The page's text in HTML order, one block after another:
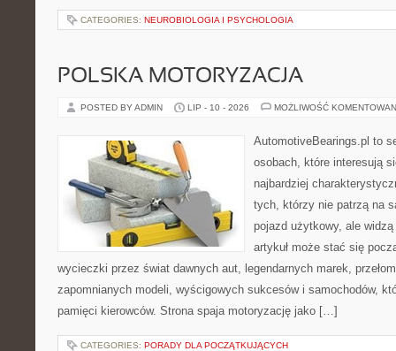
CATEGORIES: NEUROBIOLOGIA I PSYCHOLOGIA
POLSKA MOTORYZACJA
POSTED BY ADMIN LIP - 10 - 2026 MOŻLIWOŚĆ
AutomotiveBearings.pl to
osobach, które interesują
najbardziej
tych, którzy nie patrzą na
pojazd użytkowy, ale
artykuł może stać się
wycieczki przez świat dawnych aut, legendarnych marek,
zapomnianych modeli, wyścigowych sukcesów i samochodów,
pamięci kierowców. Strona spaja motoryzację jako […]
CATEGORIES: PORADY DLA POCZĄTKUJĄCYCH